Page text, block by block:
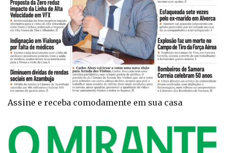
Assine e receba comodamente em sua casa